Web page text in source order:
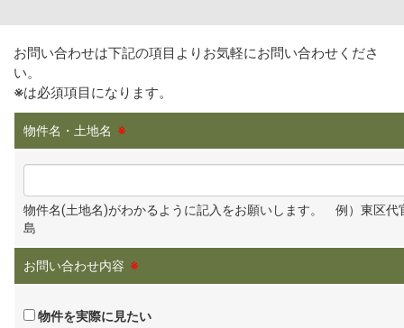
お問い合わせは下記の項目よりお気軽にお問い合わせくださ
い。
※は必須項目になります。
物件名・土地名 ※
物件名(土地名)がわかるように記入をお願いします。 例）東区代
島
お問い合わせ内容 ※
物件を実際に見たい